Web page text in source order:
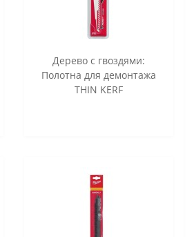
Дерево с гвоздями:
Полотна для демонтажа
THIN KERF